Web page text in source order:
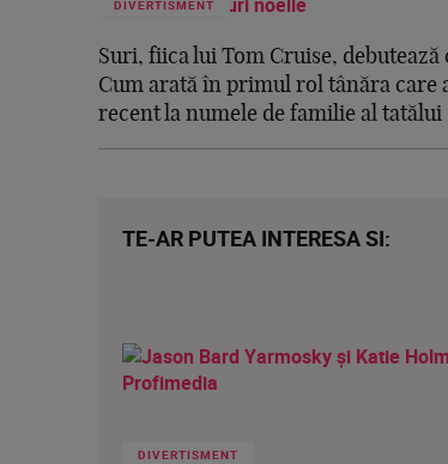
DIVERTISMENT
Suri, fiica lui Tom Cruise, debutează
Cum arată în primul rol tânăra care
recent la numele de familie al tatălui
TE-AR PUTEA INTERESA SI:
DIVERTISMENT